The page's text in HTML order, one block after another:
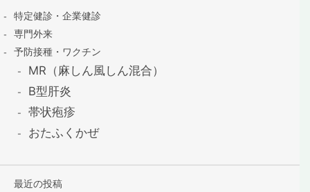
特定健診・企業健診
専門外来
予防接種・ワクチン
MR（麻しん風しん混合）
B型肝炎
帯状疱疹
おたふくかぜ
最近の投稿